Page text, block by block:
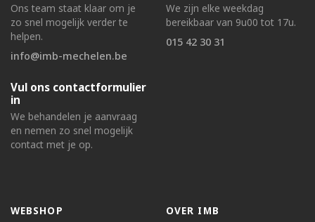
Ons team staat klaar om je
zo snel mogelijk verder te
helpen.
info@imb-mechelen.be
We zijn elke weekdag
bereikbaar van 9u00 tot 17u.
015 42 30 31
Vul ons contactformulier
in
We behandelen je aanvraag
en nemen zo snel mogelijk
contact met je op.
WEBSHOP OVER IMB